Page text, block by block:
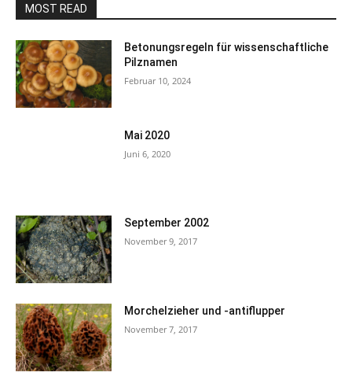
MOST READ
Betonungsregeln für wissenschaftliche
Pilznamen
Februar 10, 2024
Mai 2020
Juni 6, 2020
September 2002
November 9, 2017
Morchelzieher und -antiflupper
November 7, 2017